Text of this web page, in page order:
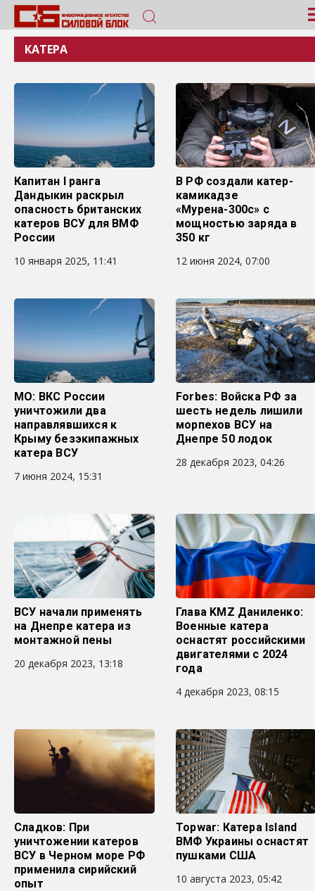
КАТЕРА
Капитан I ранга
Дандыкин раскрыл
опасность британских
катеров ВСУ для ВМФ
России
10 января 2025, 11:41
В РФ создали катер-
камикадзе
«Мурена-300с» с
мощностью заряда в
350 кг
12 июня 2024, 07:00
МО: ВКС России
уничтожили два
направлявшихся к
Крыму безэкипажных
катера ВСУ
7 июня 2024, 15:31
Forbes: Войска РФ за
шесть недель лишили
морпехов ВСУ на
Днепре 50 лодок
28 декабря 2023, 04:26
ВСУ начали применять
на Днепре катера из
монтажной пены
20 декабря 2023, 13:18
Глава KMZ Даниленко:
Военные катера
оснастят российскими
двигателями с 2024
года
4 декабря 2023, 08:15
Сладков: При
уничтожении катеров
ВСУ в Черном море РФ
применила сирийский
опыт
Topwar: Катера Island
ВМФ Украины оснастят
пушками США
10 августа 2023, 05:42